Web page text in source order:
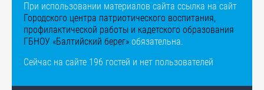
При использовании материалов сайта ссылка на сайт
Городского центра патриотического воспитания,
профилактической работы и кадетского образования
ГБНОУ «Балтийский берег» обязательна.
Сейчас на сайте 196 гостей и нет пользователей